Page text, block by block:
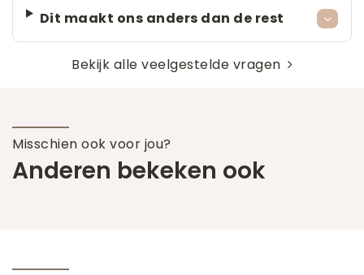
Dit maakt ons anders dan de rest
Bekijk alle veelgestelde vragen
Misschien ook voor jou?
Anderen bekeken ook